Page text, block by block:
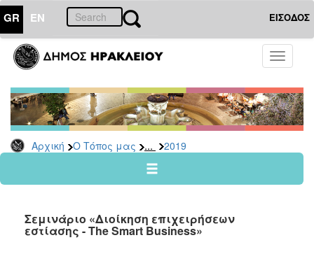
GR EN ΕΙΣΟΔΟΣ
Toggle
Αρχική Ο Τόπος μας ... 2019
ΤΟΠΟΣ
ΜΑΣ
Ανακοινώσεις
Αρχείο
2026
2024
2022
Σεμινάριο «Διοίκηση επιχειρήσεων
εστίασης - The Smart Business»